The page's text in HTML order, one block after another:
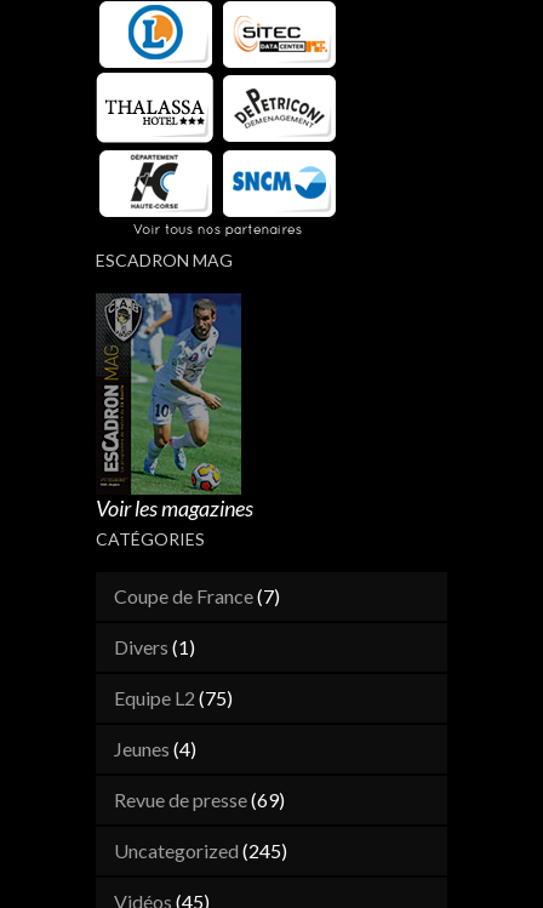
ESCADRON MAG
Voir les magazines
CATÉGORIES
Coupe de France(7)
Divers (1)
Equipe L2 (75)
Jeunes (4)
Revue de presse(69)
Uncategorized (245)
Vidéos (45)